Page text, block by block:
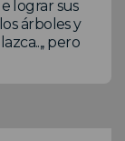
lograr sus
árboles y
pero